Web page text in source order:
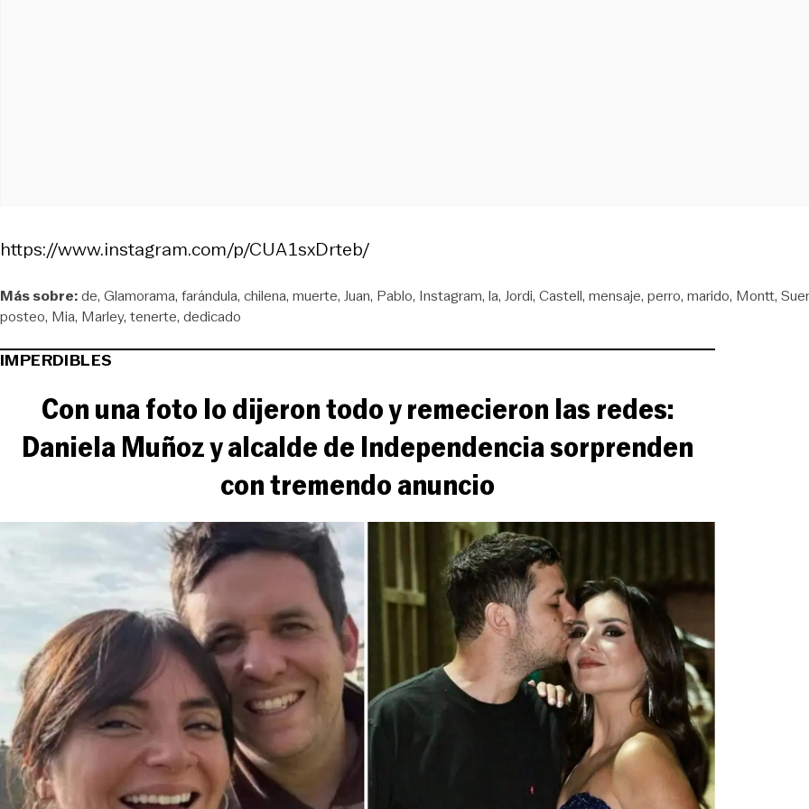
https://www.instagram.com/p/CUA1sxDrteb/
Más sobre:de Glamorama farándula chilena muerte Juan Pablo Instagram la Jordi Castell mensaje perro marido Montt
posteo Mia Marley tenerte dedicado
IMPERDIBLES
Con una foto lo dijeron todo y remecieron las redes:
Daniela Muñoz y alcalde de Independencia sorprenden
con tremendo anuncio